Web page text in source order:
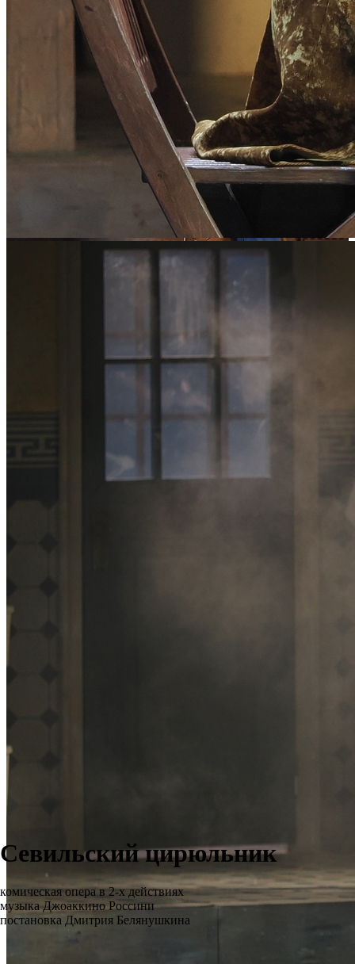
Севильский цирюльник
комическая опера в 2-х действиях
музыка Джоаккино Россини
постановка Дмитрия Белянушкина